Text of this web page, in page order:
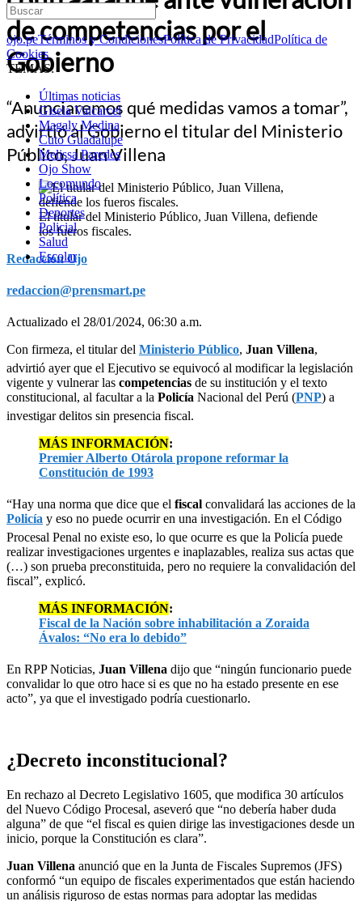
ojo.peTérminos y CondicionesPolítica de PrivacidadPolítica de
Cookies
TEMAS:
Últimas noticias
Gisela Valcarcel
Magaly Medina
Cuto Guadalupe
Melissa Paredes
Ojo Show
Locomundo
Política
Deportes
Policial
Salud
Escolar
de competencias por el
Gobierno
“Anunciaremos qué medidas vamos a tomar”,
advirtió al Gobierno el titular del Ministerio
Público, Juan Villena
El titular del Ministerio Público, Juan Villena, defiende
los fueros fiscales.
Redacción Ojo
redaccion@prensmart.pe
Actualizado el 28/01/2024, 06:30 a.m.
Con firmeza, el titular del Ministerio Público, Juan Villena,
advirtió ayer que el Ejecutivo se equivocó al modificar la legislación
vigente y vulnerar las competencias de su institución y el texto
constitucional, al facultar a la Policía Nacional del Perú (PNP) a
investigar delitos sin presencia fiscal.
MÁS INFORMACIÓN:
Premier Alberto Otárola propone reformar la
Constitución de 1993
“Hay una norma que dice que el fiscal convalidará las acciones de la
Policía y eso no puede ocurrir en una investigación. En el Código
Procesal Penal no existe eso, lo que ocurre es que la Policía puede
realizar investigaciones urgentes e inaplazables, realiza sus actas que
(…) son prueba preconstituida, pero no requiere la convalidación del
fiscal”, explicó.
MÁS INFORMACIÓN:
Fiscal de la Nación sobre inhabilitación a Zoraida
Ávalos: “No era lo debido”
En RPP Noticias, Juan Villena dijo que “ningún funcionario puede
convalidar lo que otro hace si es que no ha estado presente en ese
acto”, ya que el investigado podría cuestionarlo.
¿Decreto inconstitucional?
En rechazo al Decreto Legislativo 1605, que modifica 30 artículos
del Nuevo Código Procesal, aseveró que “no debería haber duda
alguna” de que “el fiscal es quien dirige las investigaciones desde un
inicio, porque la Constitución es clara”.
Juan Villena anunció que en la Junta de Fiscales Supremos (JFS)
conformó “un equipo de fiscales experimentados que están haciendo
un análisis riguroso de estas normas para adoptar las medidas